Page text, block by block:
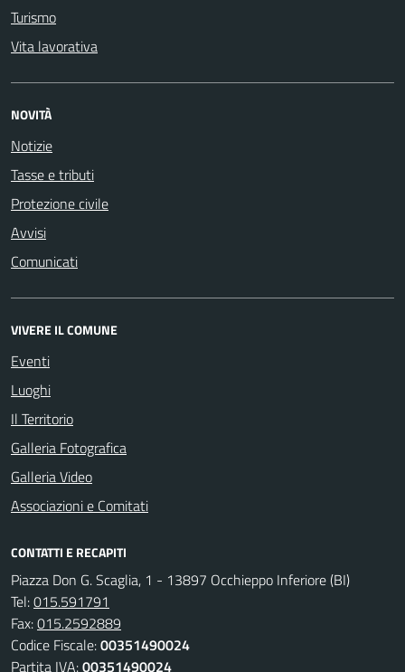
Turismo
Vita lavorativa
NOVITÀ
Notizie
Tasse e tributi
Protezione civile
Avvisi
Comunicati
VIVERE IL COMUNE
Eventi
Luoghi
Il Territorio
Galleria Fotografica
Galleria Video
Associazioni e Comitati
CONTATTI E RECAPITI
Piazza Don G. Scaglia, 1 - 13897 Occhieppo Inferiore (BI)
Tel:015.591791
Fax:015.2592889
Codice Fiscale:00351490024
Partita IVA:00351490024